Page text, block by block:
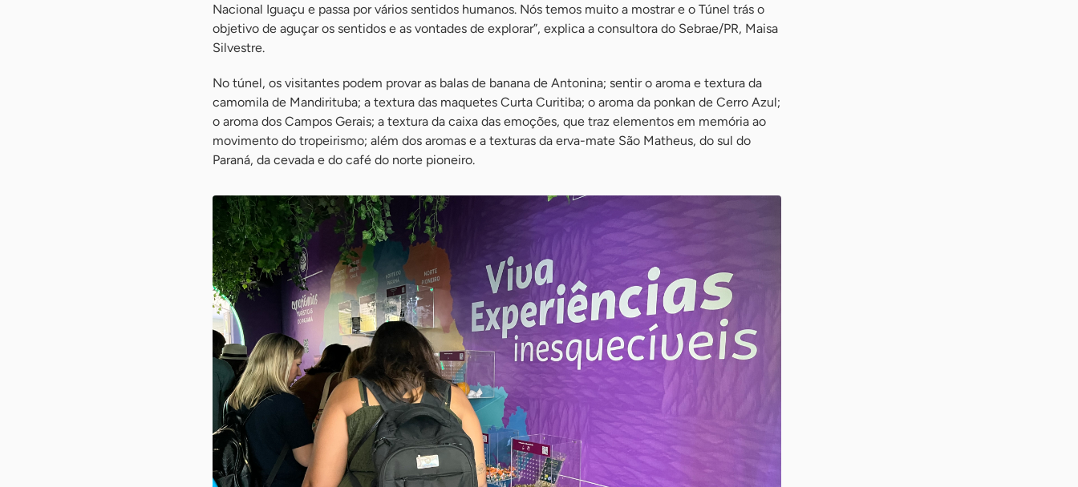
Nacional Iguaçu e passa por vários sentidos humanos. Nós temos muito a mostrar e o Túnel trás o
objetivo de aguçar os sentidos e as vontades de explorar”, explica a consultora do Sebrae/PR, Maisa
Silvestre.
No túnel, os visitantes podem provar as balas de banana de Antonina; sentir o aroma e textura da
camomila de Mandirituba; a textura das maquetes Curta Curitiba; o aroma da ponkan de Cerro Azul;
o aroma dos Campos Gerais; a textura da caixa das emoções, que traz elementos em memória ao
movimento do tropeirismo; além dos aromas e a texturas da erva-mate São Matheus, do sul do
Paraná, da cevada e do café do norte pioneiro.